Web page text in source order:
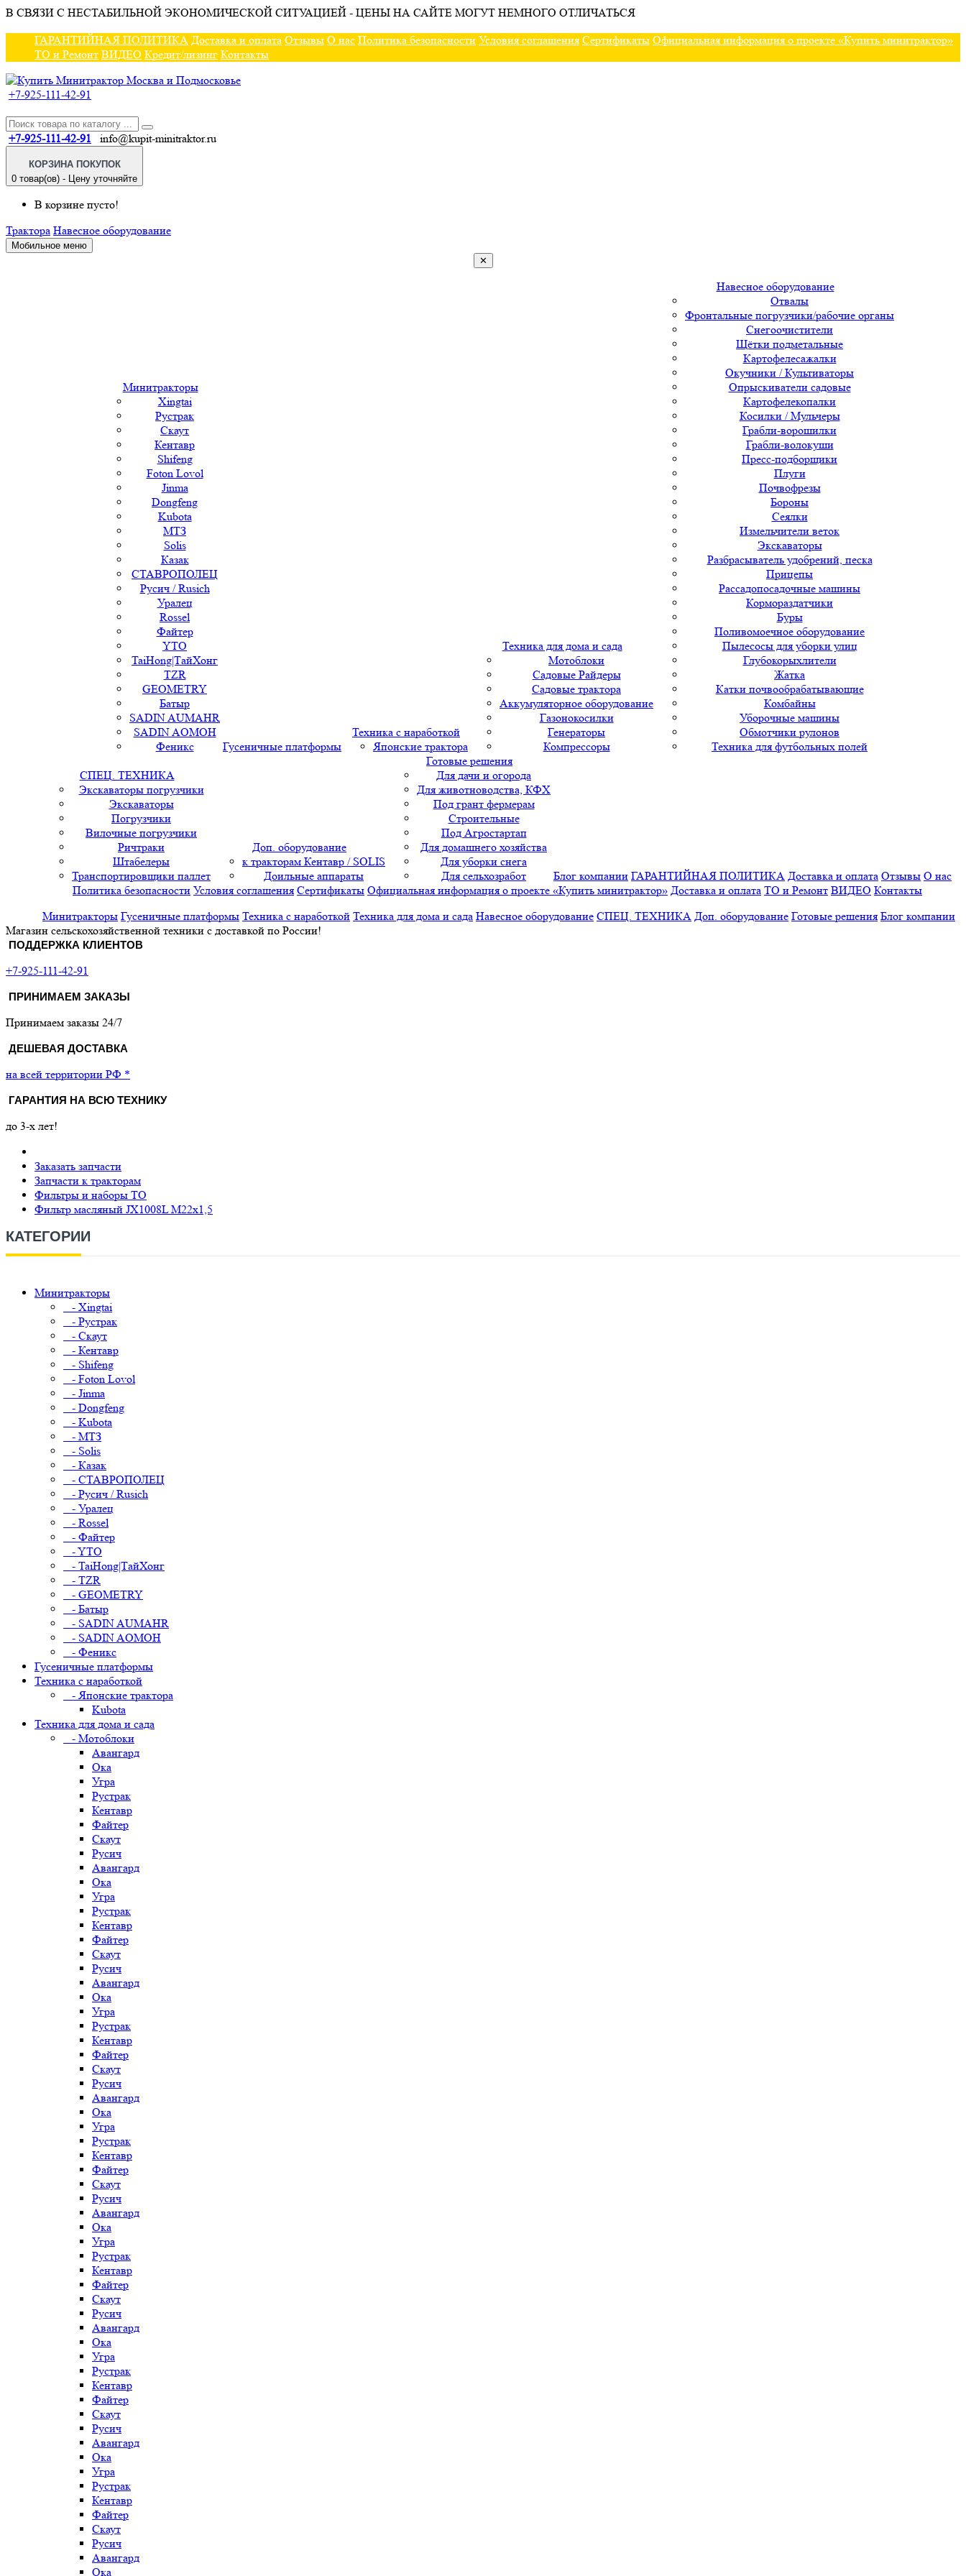
В СВЯЗИ С НЕСТАБИЛЬНОЙ ЭКОНОМИЧЕСКОЙ СИТУАЦИЕЙ - ЦЕНЫ НА САЙТЕ МОГУТ НЕМНОГО ОТЛИЧАТЬСЯ
ГАРАНТИЙНАЯ ПОЛИТИКА Доставка и оплата Отзывы О нас Политика безопасности Условия соглашения Сертификаты Официальная информация о проекте «Купить минитрактор»
ТО и Ремонт ВИДЕО Кредит/лизинг Контакты
+7-925-111-42-91
+7-925-111-42-91 info@kupit-minitraktor.ru
КОРЗИНА ПОКУПОК
0 товар(ов) - Цену уточняйте
В корзине пусто!
Трактора Навесное оборудование
Мобильное меню
✕
Минитракторы
Xingtai
Рустрак
Скаут
Кентавр
Shifeng
Foton Lovol
Jinma
Dongfeng
Kubota
МТЗ
Solis
Казак
СТАВРОПОЛЕЦ
Русич / Rusich
Уралец
Rossel
Файтер
YTO
TaiHong|ТайХонг
TZR
GEOMETRY
Батыр
SADIN AUMAHR
SADIN AOMOH
Феникс
Гусеничные платформы
Техника с наработкой
Японские трактора
Техника для дома и сада
Мотоблоки
Садовые Райдеры
Садовые трактора
Аккумуляторное оборудование
Газонокосилки
Генераторы
Компрессоры
Навесное оборудование
Отвалы
Фронтальные погрузчики/рабочие органы
Снегоочистители
Щётки подметальные
Картофелесажалки
Окучники / Культиваторы
Опрыскиватели садовые
Картофелекопалки
Косилки / Мульчеры
Грабли-ворошилки
Грабли-волокуши
Пресс-подборщики
Плуги
Почвофрезы
Бороны
Сеялки
Измельчители веток
Экскаваторы
Разбрасыватель удобрений, песка
Прицепы
Рассадопосадочные машины
Кормораздатчики
Буры
Поливомоечное оборудование
Пылесосы для уборки улиц
Глубокорыхлители
Жатка
Катки почвообрабатывающие
Комбайны
Уборочные машины
Обмотчики рулонов
Техника для футбольных полей
СПЕЦ. ТЕХНИКА
Экскаваторы погрузчики
Экскаваторы
Погрузчики
Вилочные погрузчики
Ричтраки
Штабелеры
Транспортировщики паллет
Доп. оборудование
к тракторам Кентавр / SOLIS
Доильные аппараты
Готовые решения
Для дачи и огорода
Для животноводства, КФХ
Под грант фермерам
Строительные
Под Агростартап
Для домашнего хозяйства
Для уборки снега
Для сельхозработ
Блог компании ГАРАНТИЙНАЯ ПОЛИТИКА Доставка и оплата Отзывы О нас
Политика безопасности Условия соглашения Сертификаты Официальная информация о проекте «Купить минитрактор» Доставка и оплата ТО и Ремонт ВИДЕО Контакты
Минитракторы Гусеничные платформы Техника с наработкой Техника для дома и сада Навесное оборудование СПЕЦ. ТЕХНИКА Доп. оборудование Готовые решения Блог компании
Магазин сельскохозяйственной техники с доставкой по России!
ПОДДЕРЖКА КЛИЕНТОВ
+7-925-111-42-91
ПРИНИМАЕМ ЗАКАЗЫ
Принимаем заказы 24/7
ДЕШЕВАЯ ДОСТАВКА
на всей территории РФ *
ГАРАНТИЯ НА ВСЮ ТЕХНИКУ
до 3-х лет!
Заказать запчасти
Запчасти к тракторам
Фильтры и наборы ТО
Фильтр масляный JX1008L М22х1,5
КАТЕГОРИИ
Минитракторы
- Xingtai
- Рустрак
- Скаут
- Кентавр
- Shifeng
- Foton Lovol
- Jinma
- Dongfeng
- Kubota
- МТЗ
- Solis
- Казак
- СТАВРОПОЛЕЦ
- Русич / Rusich
- Уралец
- Rossel
- Файтер
- YTO
- TaiHong|ТайХонг
- TZR
- GEOMETRY
- Батыр
- SADIN AUMAHR
- SADIN AOMOH
- Феникс
Гусеничные платформы
Техника с наработкой
- Японские трактора
Kubota
Техника для дома и сада
- Мотоблоки
Авангард
Ока
Угра
Рустрак
Кентавр
Файтер
Скаут
Русич
Авангард
Ока
Угра
Рустрак
Кентавр
Файтер
Скаут
Русич
Авангард
Ока
Угра
Рустрак
Кентавр
Файтер
Скаут
Русич
Авангард
Ока
Угра
Рустрак
Кентавр
Файтер
Скаут
Русич
Авангард
Ока
Угра
Рустрак
Кентавр
Файтер
Скаут
Русич
Авангард
Ока
Угра
Рустрак
Кентавр
Файтер
Скаут
Русич
Авангард
Ока
Угра
Рустрак
Кентавр
Файтер
Скаут
Русич
Авангард
Ока